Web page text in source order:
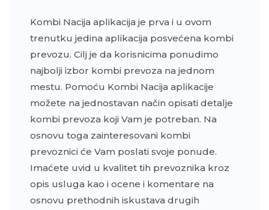
Kombi Nacija aplikacija je prva i u ovom
trenutku jedina aplikacija posvećena kombi
prevozu. Cilj je da korisnicima ponudimo
najbolji izbor kombi prevoza na jednom
mestu. Pomoću Kombi Nacija aplikacije
možete na jednostavan način opisati detalje
kombi prevoza koji Vam je potreban. Na
osnovu toga zainteresovani kombi
prevoznici će Vam poslati svoje ponude.
Imaćete uvid u kvalitet tih prevoznika kroz
opis usluga kao i ocene i komentare na
osnovu prethodnih iskustava drugih